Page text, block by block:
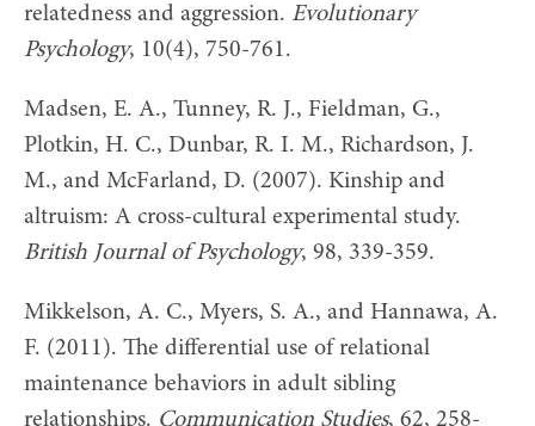
relatedness and aggression. Evolutionary
Psychology, 10(4), 750-761.
Madsen, E. A., Tunney, R. J., Fieldman, G.,
Plotkin, H. C., Dunbar, R. I. M., Richardson, J.
M., and McFarland, D. (2007). Kinship and
altruism: A cross-cultural experimental study.
British Journal of Psychology, 98, 339-359.
Mikkelson, A. C., Myers, S. A., and Hannawa, A.
F. (2011). The differential use of relational
maintenance behaviors in adult sibling
relationships. Communication Studies, 62, 258-